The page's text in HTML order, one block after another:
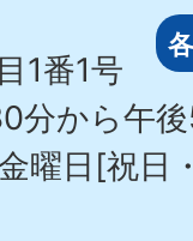
1番1号
分から午
曜日[祝日